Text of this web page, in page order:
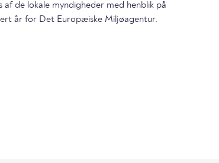
de lokale myndigheder med henblik på
år for Det Europæiske Miljøagentur.